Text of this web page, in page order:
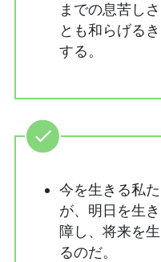
までの息苦し
とも和らげる
する。
今を生きる私
が、明日を生
障し、将来を
るのだ。